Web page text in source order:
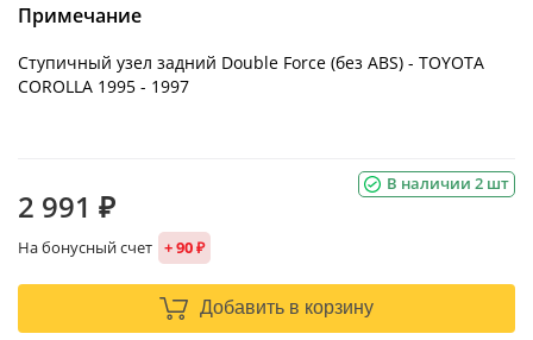
Примечание
Ступичный узел задний Double Force (без ABS) - TOYOTA
COROLLA 1995 - 1997
В наличии 2 шт
2 991 ₽
На бонусный счет + 90 ₽
Добавить в корзину